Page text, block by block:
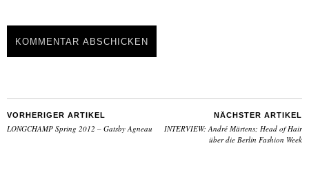
VORHERIGER ARTIKEL
LONGCHAMP Spring 2012 – Gatsby Agneau
NÄCHSTER ARTIKEL
INTERVIEW: André Märtens; Head of Hair
über die Berlin Fashion Week